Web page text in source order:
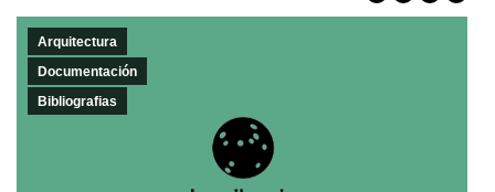
Arquitectura
Documentación
Bibliografias